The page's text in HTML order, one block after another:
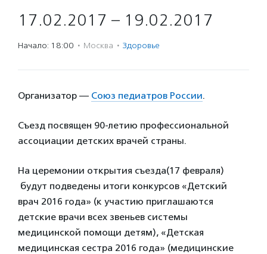
17.02.2017 – 19.02.2017
Начало: 18:00 · Москва · Здоровье
Организатор — Союз педиатров России.
Съезд посвящен 90-летию профессиональной
ассоциации детских врачей страны.
На церемонии открытия съезда(17 февраля)
будут подведены итоги конкурсов «Детский
врач 2016 года» (к участию приглашаются
детские врачи всех звеньев системы
медицинской помощи детям), «Детская
медицинская сестра 2016 года» (медицинские